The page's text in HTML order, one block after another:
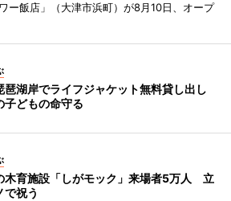
ー飯店」（大津市浜町）が8月10日、オープ
琶湖岸でライフジャケット無料貸し出し
子どもの命守る
木育施設「しがモック」来場者5万人 立
で祝う